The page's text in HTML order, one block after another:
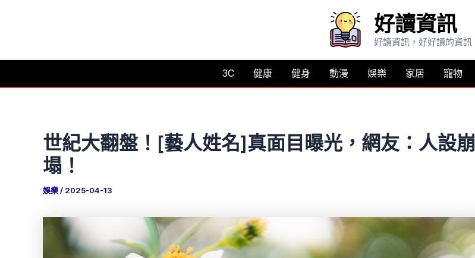
要
好讀資訊
好讀資訊，好好讀的資訊
3C 健康 健身 動漫 娛樂 家居 寵物
世紀大翻盤！[藝人姓名]真面目曝光，網友：人設崩
塌！
娛樂/ 2025-04-13